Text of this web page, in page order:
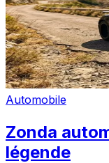
Automobile
Zonda
légende